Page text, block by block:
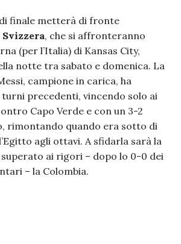
finale metterà di fronte
Svizzera, che si affronteranno
(per l’Italia) di Kansas City,
notte tra sabato e domenica. La
campione in carica, ha
precedenti, vincendo solo ai
Capo Verde e con un 3-2
rimontando quando era sotto di
agli ottavi. A sfidarla sarà la
superato ai rigori – dopo lo 0-0 dei
– la Colombia.